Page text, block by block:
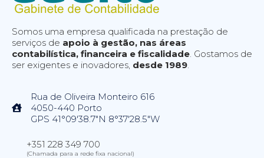
Somos uma empresa qualificada na prestação de
serviços de apoio à gestão, nas áreas
contabilística, financeira e fiscalidade . Gostamos de
ser exigentes e inovadores, desde 1989
Rua de Oliveira Monteiro 616
4050-440 Porto
GPS 41°09'38.7"N 8°37'28.5"W
+351 228 349 700
(Chamada para a rede fixa nacional)